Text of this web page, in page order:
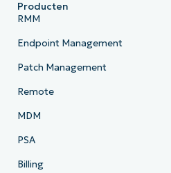
Producten
RMM
Endpoint Management
Patch Management
Remote
MDM
PSA
Billing